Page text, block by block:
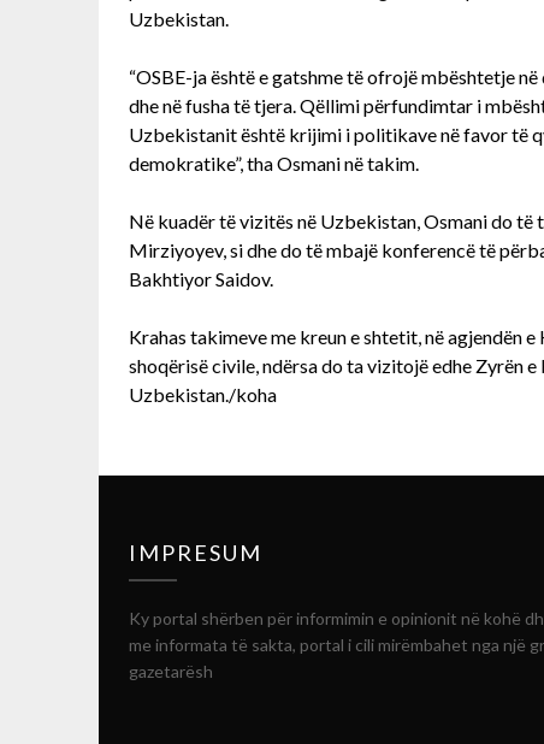
Uzbekistan.
“OSBE-ja është e gatshme të ofrojë mbështetje
dhe në fusha të tjera. Qëllimi përfundimtar i
Uzbekistanit është krijimi i politikave në favor të
demokratike”, tha Osmani në takim.
Në kuadër të vizitës në Uzbekistan, Osmani do
Mirziyoyev, si dhe do të mbajë konferencë të
Bakhtiyor Saidov.
Krahas takimeve me kreun e shtetit, në agjendën
shoqërisë civile, ndërsa do ta vizitojë edhe Zyrën
Uzbekistan./koha
IMPRESUM
Ky portal shërben për informimin e opinionit në kohë
me informata të sakta, portal i cili mirëmbahet nga një
gazetarësh